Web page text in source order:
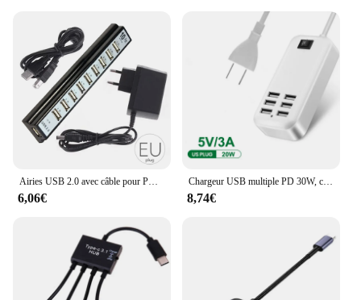
Airies USB 2.0 avec câble pour PC, extenseur multiple, adaptateur secteur multifonction, répartiteur multiple, prise EU et US, 10 ports
6,06€
Chargeur USB multiple PD 30W, câble d'extension de charge rapide, chargeurs muraux rapides, adaptateur secteur EU US 6 prises, prises de téléphone portable
8,74€